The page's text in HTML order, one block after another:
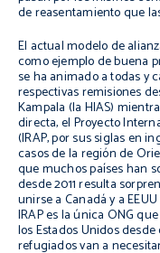
de reasentamiento que
El actual modelo de
como ejemplo de buena
se ha animado a todas y
respectivas remisiones
Kampala (la HIAS)
directa, el Proyecto
(IRAP, por sus siglas en
casos de la región de
que muchos países han
desde 2011 resulta
unirse a Canadá y a
IRAP es la única ONG
los Estados Unidos desde
refugiados van a